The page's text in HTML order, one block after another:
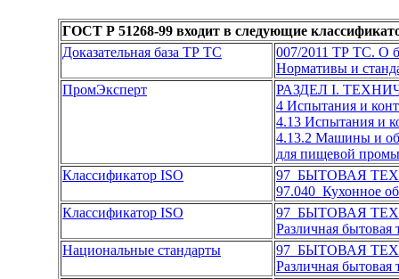
ГОСТ Р 51268-99 входит в следующие
Доказательная база ТР ТС
007/2011 ТР ТС. О
Нормативы и
ПромЭксперт
РАЗДЕЛ I.
4 Испытания и
4.13 Испытания и
4.13.2 Машины и
для пищевой
Классификатор ISO
97 БЫТОВАЯ
97.040 Кухонное
Классификатор ISO
97 БЫТОВАЯ
Различная бытовая
Национальные стандарты
97 БЫТОВАЯ
Различная бытовая